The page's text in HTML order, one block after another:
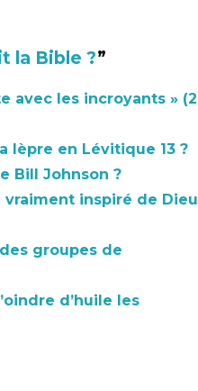
la Bible ?”
avec les incroyants » (2
lèpre en Lévitique 13 ?
Bill Johnson ?
inspiré de Dieu
groupes de
d’huile les